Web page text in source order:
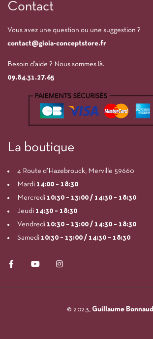
Contact
Vous avez une question ou une suggestion ?
contact@gioia-conceptstore.fr
Besoin d’aide ? Nous sommes là.
09.84.31.27.65
La boutique
4 Route d’Hazebrouck, Merville 59660
Mardi 14:00 – 18:30
Mercredi 10:30 – 13:00 / 14:30 – 18:30
Jeudi 14:30 – 18:30
Vendredi 10:30 – 13:00 / 14:30 – 18:30
Samedi 10:30 – 13:00 / 14:30 – 18:30
© 2023, Guillaume Bonnaud